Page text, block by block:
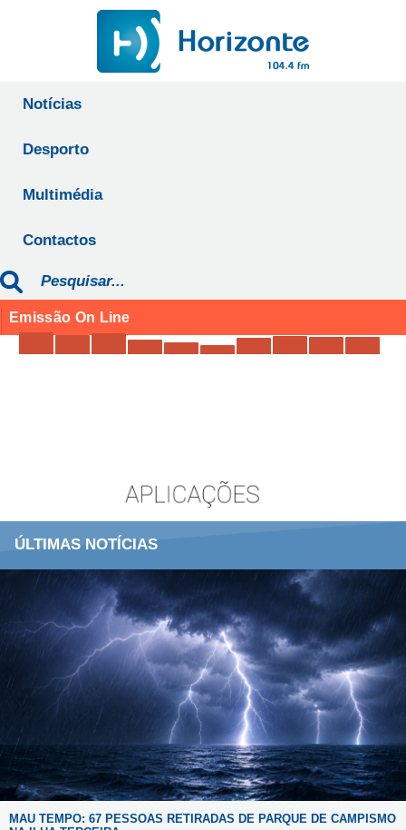
Notícias
Desporto
Multimédia
Contactos
Emissão On Line
ÚLTIMAS NOTÍCIAS
MAU TEMPO: 67 PESSOAS RETIRADAS DE PARQUE DE CAMPISMO